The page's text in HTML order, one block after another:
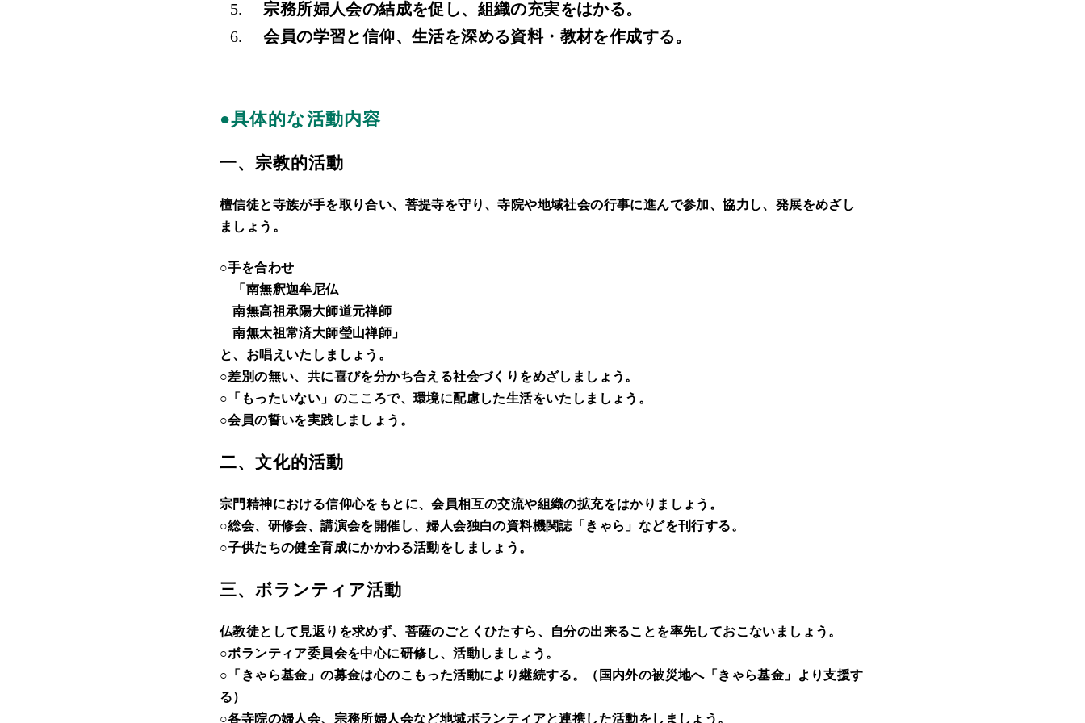
宗務所婦人会の結成を促し、組織の充実をはかる。
会員の学習と信仰、生活を深める資料・教材を作成する。
●具体的な活動内容
一、宗教的活動
檀信徒と寺族が手を取り合い、菩提寺を守り、寺院や地域社会の行事に進んで参加、協力し、発展をめざし
ましょう。
○手を合わせ
「南無釈迦牟尼仏
南無高祖承陽大師道元禅師
南無太祖常済大師瑩山禅師」
と、お唱えいたしましょう。
○差別の無い、共に喜びを分かち合える社会づくりをめざしましょう。
○「もったいない」のこころで、環境に配慮した生活をいたしましょう。
○会員の誓いを実践しましょう。
二、文化的活動
宗門精神における信仰心をもとに、会員相互の交流や組織の拡充をはかりましょう。
○総会、研修会、講演会を開催し、婦人会独白の資料機関誌「きゃら」などを刊行する。
○子供たちの健全育成にかかわる活動をしましょう。
三、ボランティア活動
仏教徒として見返りを求めず、菩薩のごとくひたすら、自分の出来ることを率先しておこないましょう。
○ボランティア委員会を中心に研修し、活動しましょう。
○「きゃら基金」の募金は心のこもった活動により継続する。（国内外の被災地へ「きゃら基金」より支援す
る）
○各寺院の婦人会、宗務所婦人会など地域ボランティアと連携した活動をしましょう。